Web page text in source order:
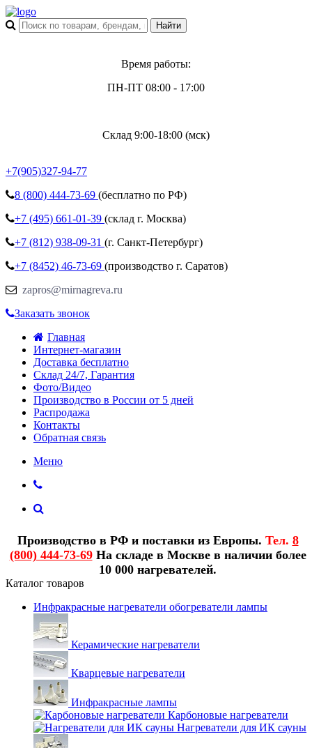
Время работы:
ПН-ПТ 08:00 - 17:00
Склад 9:00-18:00 (мск)
+7(905)327-94-77
8 (800) 444-73-69 (бесплатно по РФ)
+7 (495) 661-01-39 (склад г. Москва)
+7 (812) 938-09-31 (г. Санкт-Петербург)
+7 (8452) 46-73-69 (производство г. Саратов)
zapros@mirnagreva.ru
Заказать звонок
Главная
Интернет-магазин
Доставка бесплатно
Склад 24/7, Гарантия
Фото/Видео
Производство в России от 5 дней
Распродажа
Контакты
Обратная связь
Меню
Производство в РФ и поставки из Европы. Тел. 8
(800) 444-73-69На складе в Москве в наличии более
10 000 нагревателей.
Каталог товаров
Инфракрасные нагреватели обогреватели лампы
Керамические нагреватели
Кварцевые нагреватели
Инфракрасные лампы
Карбоновые нагреватели
Нагреватели для ИК сауны